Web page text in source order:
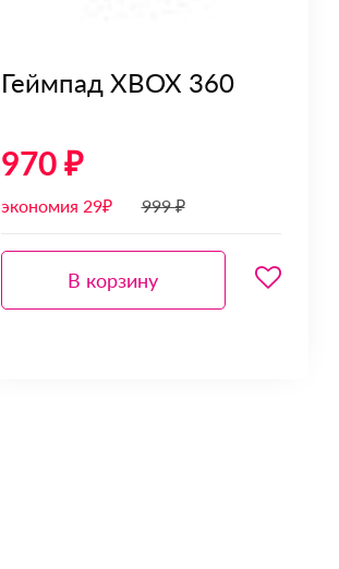
Геймпад XBOX 360
970 ₽
экономия 29₽ 999 ₽
В корзину